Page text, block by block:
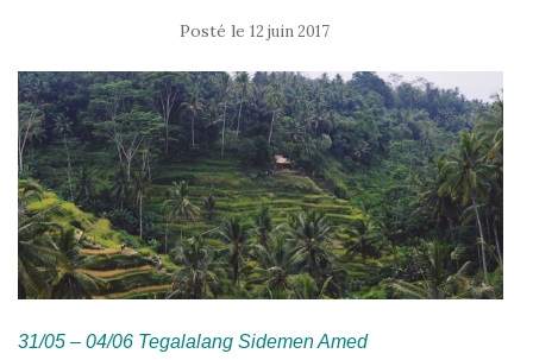
Posté le 12 juin 2017
31/05 – 04/06 Tegalalang Sidemen Amed